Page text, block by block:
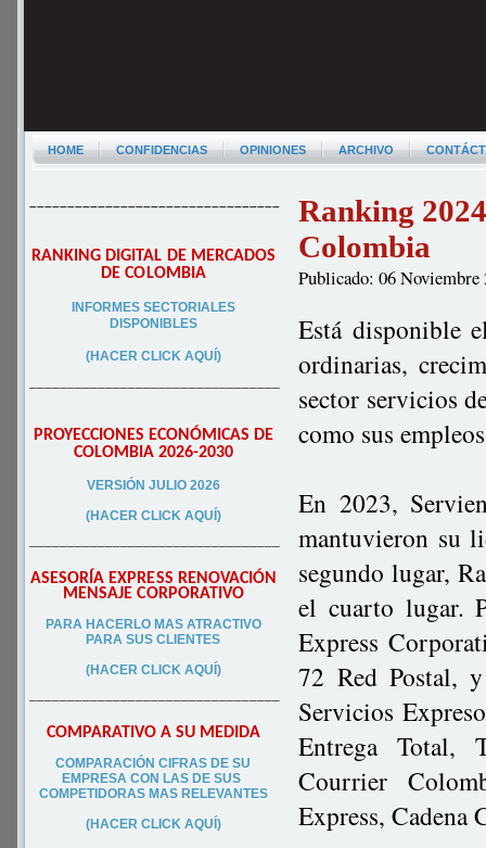
HOME CONFIDENCIAS OPINIONES ARCHIVO
–––––––––––––––––––––––––––––––––
RANKING DIGITAL DE MERCADOS
DE COLOMBIA
INFORMES SECTORIALES
DISPONIBLES
(HACER CLICK AQUÍ)
–––––––––––––––––––––––––––––––––
PROYECCIONES ECONÓMICAS DE
COLOMBIA 2026-2030
VERSIÓN JULIO 2026
(HACER CLICK AQUÍ)
–––––––––––––––––––––––––––––––––
ASESORÍA EXPRESS RENOVACIÓN
MENSAJE CORPORATIVO
PARA HACERLO MAS ATRACTIVO
PARA SUS CLIENTES
(HACER CLICK AQUÍ)
–––––––––––––––––––––––––––––––––
COMPARATIVO A SU MEDIDA
COMPARACIÓN CIFRAS DE SU
EMPRESA CON LAS DE SUS
COMPETIDORAS MAS RELEVANTES
(HACER CLICK AQUÍ)
Ranking
Colombia
Publicado: 06 Noviembre
Está disponible
ordinarias,
sector servicios
como sus
En 2023,
mantuvieron su
segundo lugar,
el cuarto lugar.
Express
72 Red Postal,
Servicios
Entrega Total,
Courrier
Express,